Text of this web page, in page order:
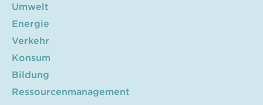
Umwelt
Energie
Verkehr
Konsum
Bildung
Ressourcenmanagement